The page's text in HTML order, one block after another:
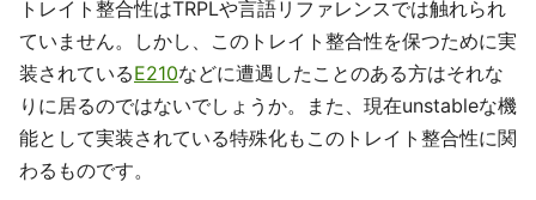
トレイト整合性はTRPLや言語リファレンスでは触れられ
ていません。しかし、このトレイト整合性を保つために実
装されているE210などに遭遇したことのある方はそれな
りに居るのではないでしょうか。また、現在unstableな機
能として実装されている特殊化もこのトレイト整合性に関
わるものです。